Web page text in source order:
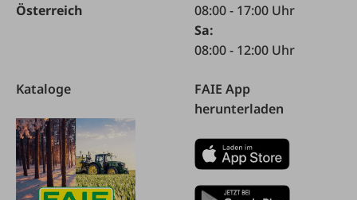
Österreich
08:00 - 17:00 Uhr
Sa:
08:00 - 12:00 Uhr
Kataloge
FAIE App
herunterladen